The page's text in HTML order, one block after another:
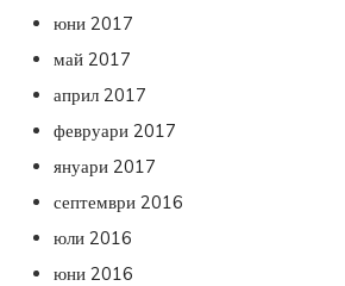
юни 2017
май 2017
април 2017
февруари 2017
януари 2017
септември 2016
юли 2016
юни 2016